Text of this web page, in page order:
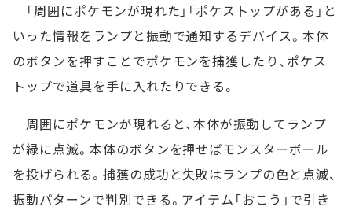
「周囲にポケモンが現れた」「ポケストップがある」と
いった情報をランプと振動で通知するデバイス。本体
のボタンを押すことでポケモンを捕獲したり、ポケス
トップで道具を手に入れたりできる。
周囲にポケモンが現れると、本体が振動してランプ
が緑に点滅。本体のボタンを押せばモンスターボール
を投げられる。捕獲の成功と失敗はランプの色と点滅、
振動パターンで判別できる。アイテム「おこう」で引き